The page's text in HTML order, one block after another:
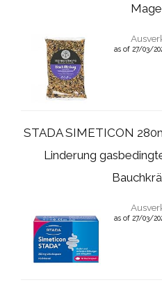
as of 27/03/
STADA SIMETICON
Linderung
as of 27/03/